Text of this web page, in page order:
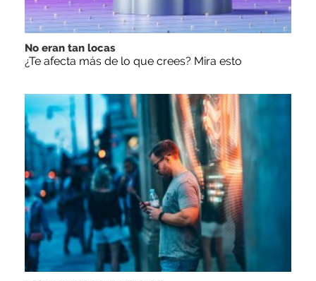
No eran tan locas
¿Te afecta más de lo que crees? Mira esto